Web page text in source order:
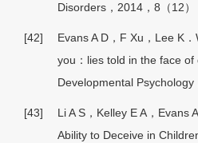
Disorders，2014，8（12）
[42]
Evans A D，F Xu，Lee K
you：lies told in the face of
Developmental Psychology
[43]
Li A S，Kelley E A，Evans
Ability to Deceive in